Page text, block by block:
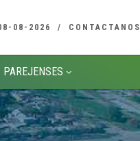
08-2026 CONTACTANOS
PAREJENSES